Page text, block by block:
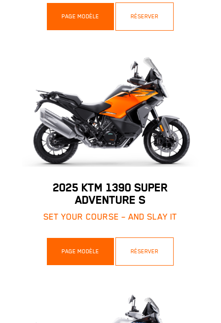
PAGE MODÈLE RÉSERVER
2025 KTM 1390 SUPER
ADVENTURE S
SET YOUR COURSE – AND SLAY IT
PAGE MODÈLE RÉSERVER